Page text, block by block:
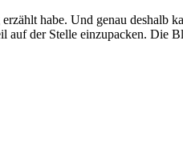
habe. Und genau deshalb
der Stelle einzupacken. Die